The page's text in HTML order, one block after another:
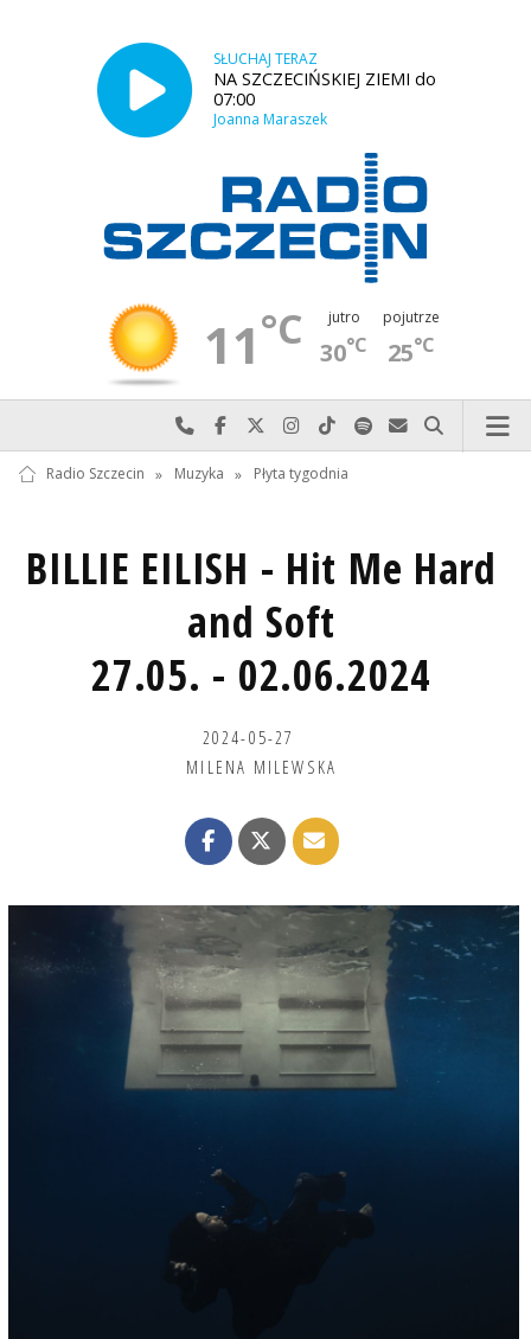
SŁUCHAJ TERAZ
NA SZCZECIŃSKIEJ ZIEMI do
07:00
Joanna Maraszek
11°C jutro
30°C
pojutrze
25°C
Najlepiej po prostu do nas zadzwoń
Odwiedź nas na Facebook-u
Odwiedź nas na X
Odwiedź nas na Instagram-ie
Odwiedź nas na TikTok-u
Szukaj nas na Spotify
Wyślij do nas
Szukaj
Radio Szczecin » Muzyka » Płyta tygodnia
BILLIE EILISH - Hit Me Hard
and Soft
27.05. - 02.06.2024
2024-05-27
MILENA MILEWSKA